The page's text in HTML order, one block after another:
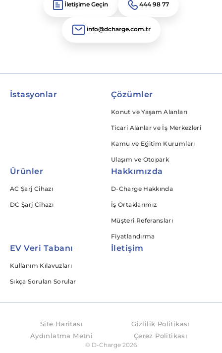
İletişime Geçin 444 98 77
info@dcharge.com.tr
İstasyonlar Çözümler
Konut ve Yaşam Alanları
Ticari Alanlar ve İş Merkezleri
Kamu ve Eğitim Kurumları
Ulaşım ve Otopark
Ürünler
AC Şarj Cihazı
DC Şarj Cihazı
Hakkımızda
D-Charge Hakkında
İş Ortaklarımız
Müşteri Referansları
Fiyatlandırma
EV Veri Tabanı
Kullanım Kılavuzları
Sıkça Sorulan Sorular
İletişim
© D-Charge 2026
Site Haritası
Gizlilik Politikası
Aydınlatma Metni
Çerez Politikası